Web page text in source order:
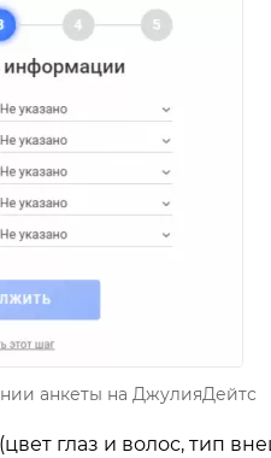
анкеты на ДжулияДейтс
глаз и волос, тип